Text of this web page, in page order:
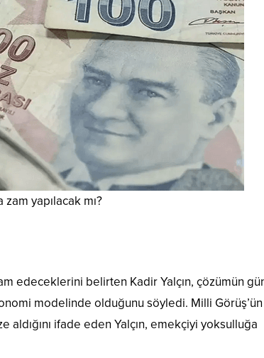
yapılacak mı?
edeceklerini belirten Kadir Yalçın, çözümün
modelinde olduğunu söyledi. Milli
ifade eden Yalçın, emekçiyi yoksulluğa